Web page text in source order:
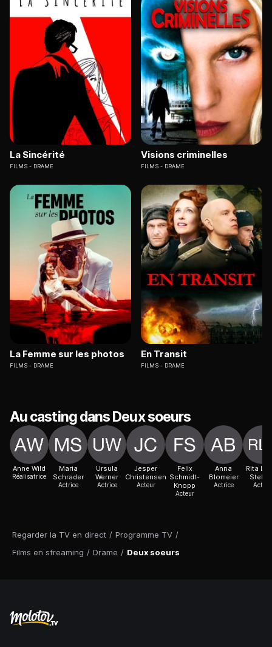
Regarder la TV en direct / Programme TV /
Films en streaming / Drame / Deux soeurs
La Sincérité
FILMS DRAME
Visions criminelles
FILMS DRAME
La Femme sur les photos
FILMS DRAME
En Transit
FILMS DRAME
Au casting dans Deux soeurs
Anne Wild
Réalisatrice
Maria
Schrader
Actrice
Ursula
Werner
Actrice
Jesper
Christensen
Acteur
Felix
Schmidt-
Knopp
Acteur
Anna
Blomeier
Actrice
Rita
Acteur